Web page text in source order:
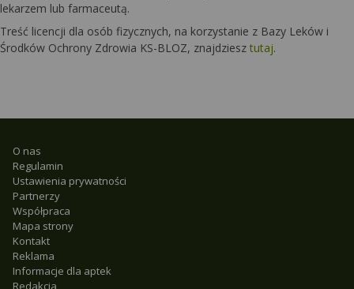
lekarzem lub farmaceutą.
Treść licencji dla osób fizycznych, na korzystanie z Bazy Leków i
Środków Ochrony Zdrowia KS-BLOZ, znajdziesz tutaj.
O nas
Regulamin
Ustawienia prywatności
Partnerzy
Współpraca
Mapa strony
Kontakt
Reklama
Informacje dla aptek
Redakcja